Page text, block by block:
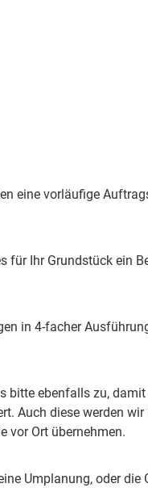
eine vorläufige
Ihr Grundstück ein
in 4-facher
bitte ebenfalls zu,
Auch diese werden
vor Ort übernehmen.
Umplanung, oder